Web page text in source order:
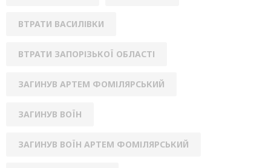
ВТРАТИ ВАСИЛІВКИ
ВТРАТИ ЗАПОРІЗЬКОЇ ОБЛАСТІ
ЗАГИНУВ АРТЕМ ФОМІЛЯРСЬКИЙ
ЗАГИНУВ ВОЇН
ЗАГИНУВ ВОЇН АРТЕМ ФОМІЛЯРСЬКИЙ